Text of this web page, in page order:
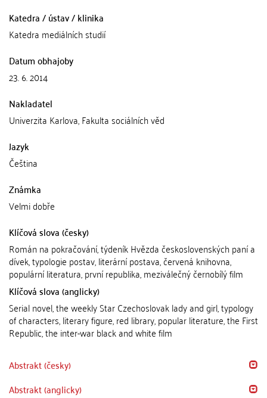
Katedra / ústav / klinika
Katedra mediálních studií
Datum obhajoby
23. 6. 2014
Nakladatel
Univerzita Karlova, Fakulta sociálních věd
Jazyk
Čeština
Známka
Velmi dobře
Klíčová slova (česky)
Román na pokračování, týdeník Hvězda československých paní a
dívek, typologie postav, literární postava, červená knihovna,
populární literatura, první republika, meziválečný černobílý film
Klíčová slova (anglicky)
Serial novel, the weekly Star Czechoslovak lady and girl, typology
of characters, literary figure, red library, popular literature, the First
Republic, the inter-war black and white film
Abstrakt (česky)
Abstrakt (anglicky)